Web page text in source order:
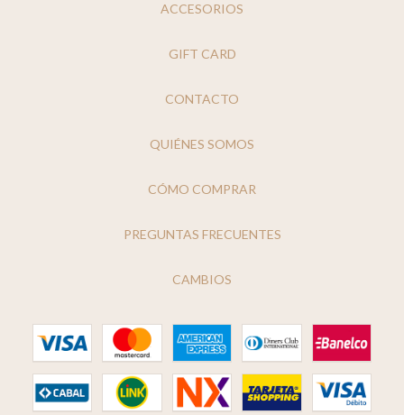
ACCESORIOS
GIFT CARD
CONTACTO
QUIÉNES SOMOS
CÓMO COMPRAR
PREGUNTAS FRECUENTES
CAMBIOS